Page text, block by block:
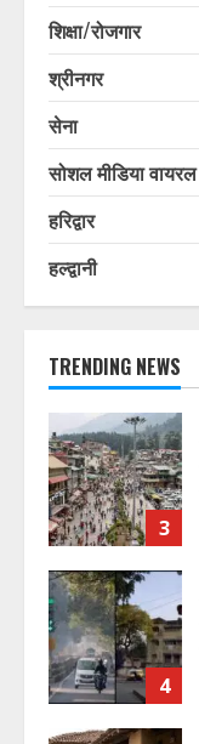
शिक्षा/रोजगार
श्रीनगर
सेना
सोशल मीडिया वायरल
हरिद्वार
हल्द्वानी
TRENDING NEWS
7
2
3
4